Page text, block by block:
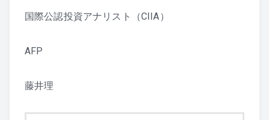
国際公認投資アナリスト（CIIA）
AFP
藤井理